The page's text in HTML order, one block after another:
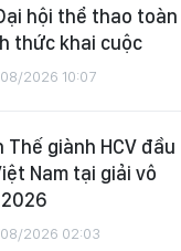
hội thể thao toàn
thức khai cuộc
2026 10:07
Thế giành HCV đầu
Nam tại giải vô
2026 02:03